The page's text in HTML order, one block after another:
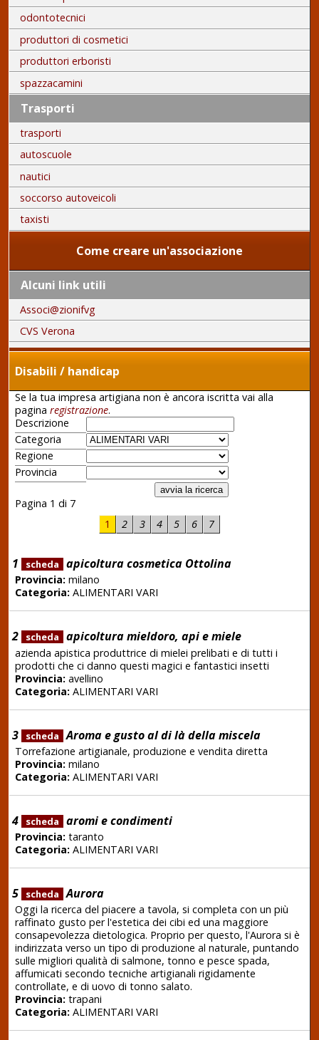
odontotecnici
produttori di cosmetici
produttori erboristi
spazzacamini
Trasporti
trasporti
autoscuole
nautici
soccorso autoveicoli
taxisti
Come creare un'associazione
Alcuni link utili
Associ@zionifvg
CVS Verona
Disabili / handicap
Se la tua impresa artigiana non è ancora iscritta vai alla
pagina registrazione.
Descrizione
Categoria
Regione
Provincia
Pagina 1 di 7
1
2 3 4 5 6 7
1 scheda apicoltura cosmetica Ottolina
Provincia:milano
Categoria:ALIMENTARI VARI
2 scheda apicoltura mieldoro, api e miele
azienda apistica produttrice di mielei prelibati e di tutti i
prodotti che ci danno questi magici e fantastici insetti
Provincia:avellino
Categoria:ALIMENTARI VARI
3 scheda Aroma e gusto al di là della miscela
Torrefazione artigianale, produzione e vendita diretta
Provincia:milano
Categoria:ALIMENTARI VARI
4 scheda aromi e condimenti
Provincia:taranto
Categoria:ALIMENTARI VARI
5 scheda Aurora
Oggi la ricerca del piacere a tavola, si completa con un più
raffinato gusto per l'estetica dei cibi ed una maggiore
consapevolezza dietologica. Proprio per questo, l'Aurora si è
indirizzata verso un tipo di produzione al naturale, puntando
sulle migliori qualità di salmone, tonno e pesce spada,
affumicati secondo tecniche artigianali rigidamente
controllate, e di uovo di tonno salato.
Provincia:trapani
Categoria:ALIMENTARI VARI